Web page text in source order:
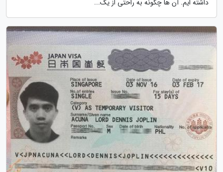
داشته ایم. آن ها چگونه به راحتی از یک...